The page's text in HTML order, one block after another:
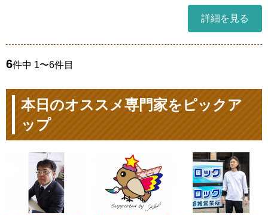
詳細を見る
6件中 1〜6件目
本日のオススメ専門家をピックア
ップ